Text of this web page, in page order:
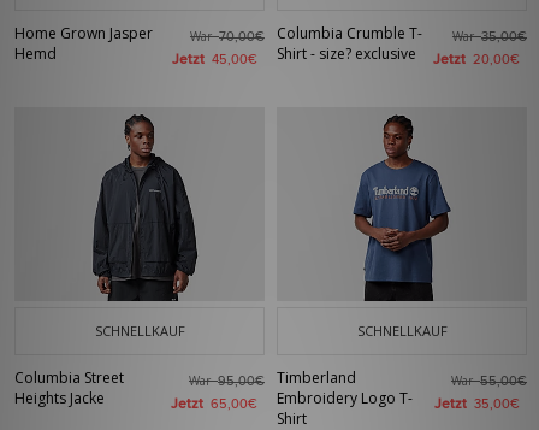
Home Grown Jasper
Hemd
War70,00€
Jetzt 45,00€
Columbia Crumble T-
Shirt - size? exclusive
War35,00€
Jetzt 20,00€
SCHNELLKAUF
Columbia Street
Heights Jacke
War95,00€
Jetzt 65,00€
SCHNELLKAUF
Timberland
Embroidery Logo T-
Shirt
War55,00€
Jetzt 35,00€